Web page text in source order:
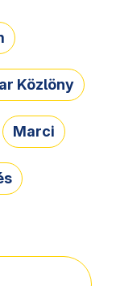
Közlöny
Marci